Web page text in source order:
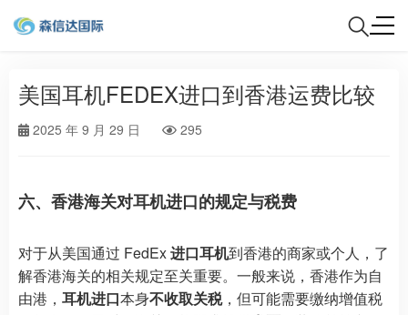
美国耳机FEDEX进口到香港运费比较
2025 年 9 月 29 日 295
六、香港海关对耳机进口的规定与税费
对于从美国通过 FedEx进口耳机到香港的商家或个人，了
解香港海关的相关规定至关重要。一般来说，香港作为自
由港， 耳机进口本身不收取关税，但可能需要缴纳增值税